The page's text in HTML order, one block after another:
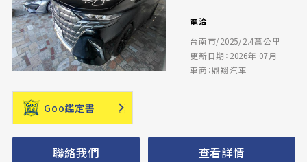
電洽
台南市/2025/2.4萬公里
更新日期：2026年 07月
車商：鼎翔汽車
Goo鑑定書
聯絡我們 查看詳情